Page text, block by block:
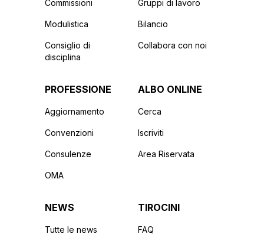
Commissioni
Modulistica
Consiglio di
disciplina
Gruppi di lavoro
Bilancio
Collabora con noi
PROFESSIONE
Aggiornamento
Convenzioni
Consulenze
OMA
ALBO ONLINE
Cerca
Iscriviti
Area Riservata
NEWS
Tutte le news
TIROCINI
FAQ